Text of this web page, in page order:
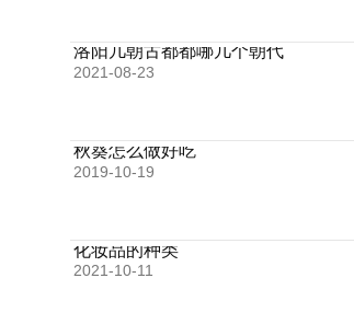
洛阳几朝古都都哪几个朝代
2021-08-23
秋葵怎么做好吃
2019-10-19
化妆品的种类
2021-10-11